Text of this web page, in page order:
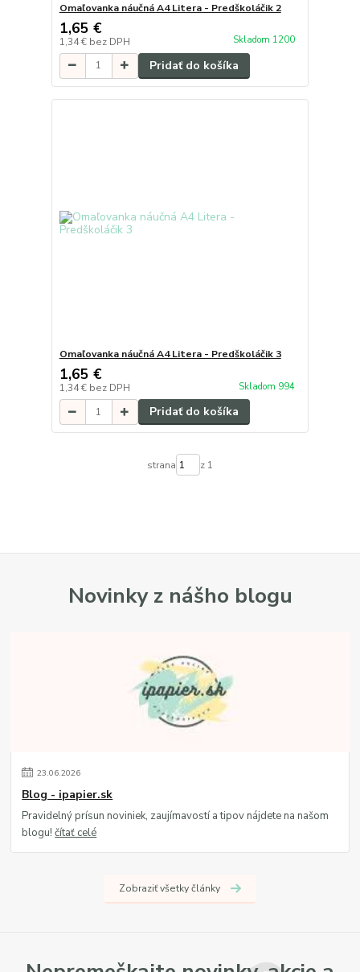
Omaľovanka náučná A4 Litera - Predškoláčik 2
1,65 €
1,34 € bez DPH Skladom 1200
Pridať do košíka
Omaľovanka náučná A4 Litera - Predškoláčik 3
1,65 €
1,34 € bez DPH Skladom 994
Pridať do košíka
strana z 1
Novinky z nášho blogu
23.06.2026
Blog - ipapier.sk
Pravidelný prísun noviniek, zaujímavostí a tipov nájdete na našom
blogu!čítať celé
Zobraziť všetky články